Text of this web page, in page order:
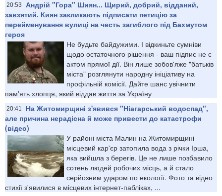
20:53
Андрій "Гора" Шиян... Щирий, добрий, відданий,
завзятий. Киян закликають підписати петицію за
перейменування вулиці на честь загиблого під Бахмутом
героя
Не будьте байдужими. І відкиньте сумніви
щодо остаточного рішення - ваш підпис не є
актом прямої дії. Він лише зобов'яже "батьків
міста" розглянути народну ініціативу на
профільній комісії. Дайте шанс увічнити
пам'ять хлопця, який віддав життя за Україну
20:41
На Житомирщині з'явився "Ніагарський водоспад",
але причина нерадісна й може привести до катастрофи
(відео)
У районі міста Малин на Житомирщині
місцевий кар'єр затопила вода з річки Ірша,
яка вийшла з берегів. Це не лише позбавило
сотень людей робочих місць, а й стало
серйозним ударом по екології. Фото та відео
стихії з'явилися в місцевих інтернет-пабліках, ...